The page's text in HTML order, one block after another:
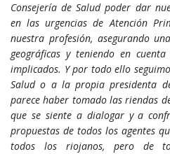
Consejería de Salud poder dar
en las urgencias de Atención
nuestra profesión, asegurando
geográficas y teniendo en
implicados. Y por todo ello
Salud o a la propia presidenta
parece haber tomado las riendas
que se siente a dialogar y a
propuestas de todos los agentes
todos los riojanos, pero de